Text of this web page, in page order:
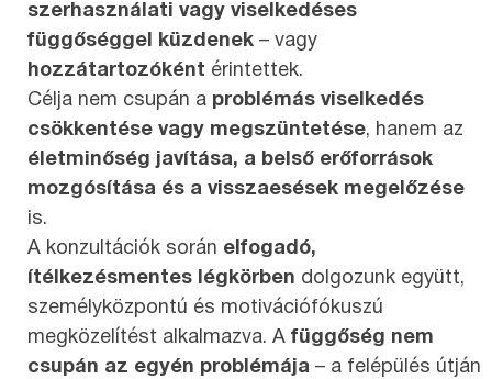
szerhasználati vagy viselkedéses
függőséggel küzdenek – vagy
hozzátartozóként érintettek.
Célja nem csupán a problémás viselkedés
csökkentése vagy megszüntetése, hanem az
életminőség javítása, a belső erőforrások
mozgósítása és a visszaesések megelőzése
is.
A konzultációk során elfogadó,
ítélkezésmentes légkörben dolgozunk együtt,
személyközpontú és motivációfókuszú
megközelítést alkalmazva. A függőség nem
csupán az egyén problémája – a felépülés útján